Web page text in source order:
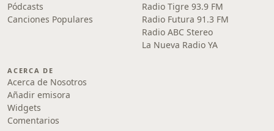
Pódcasts
Canciones Populares
Radio Tigre 93.9 FM
Radio Futura 91.3 FM
Radio ABC Stereo
La Nueva Radio YA
ACERCA DE
Acerca de Nosotros
Añadir emisora
Widgets
Comentarios